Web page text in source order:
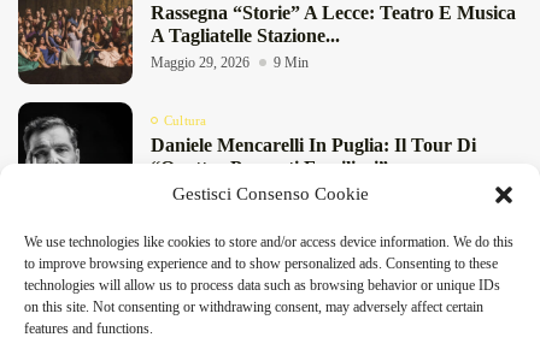
Gestisci Consenso Cookie
We use technologies like cookies to store and/or access device information. We do this
to improve browsing experience and to show personalized ads. Consenting to these
technologies will allow us to process data such as browsing behavior or unique IDs
on this site. Not consenting or withdrawing consent, may adversely affect certain
features and functions.
DeFinibus 2026 © All rights reserved | Magazine Online
Rassegna “Storie” A Lecce: Teatro E Musica
A Tagliatelle Stazione...
Maggio 29, 2026 9 Min
Cultura
Daniele Mencarelli In Puglia: Il Tour Di
“Quattro Presunti Familiari”...
Maggio 27, 2026 8 Min
“Pensieri Divergenti” A Lecce: Nabil Bey
Chiude La Stagione Di...